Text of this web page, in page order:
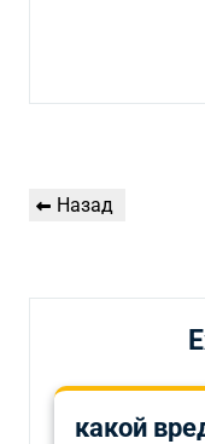
по
Предыдущая
Назад
какой